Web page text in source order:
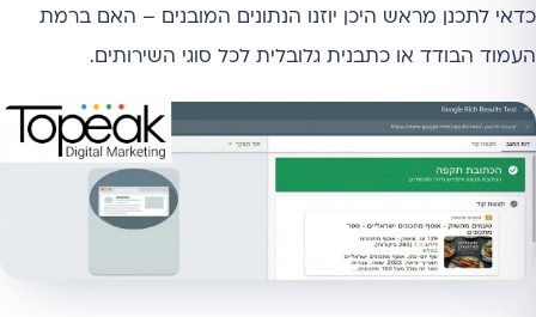
כדאי לתכנן מראש היכן יוזנו הנתונים המובנים – האם ברמת
העמוד הבודד או כתבנית גלובלית לכל סוגי השירותים.